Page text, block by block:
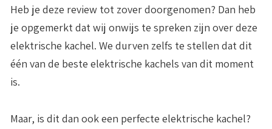
Heb je deze review tot zover doorgenomen? Dan heb
je opgemerkt dat wij onwijs te spreken zijn over deze
elektrische kachel. We durven zelfs te stellen dat dit
één van de beste elektrische kachels van dit moment
is.
Maar, is dit dan ook een perfecte elektrische kachel?